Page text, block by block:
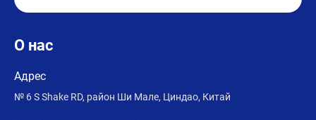
О нас
Адрес
№ 6 S Shake RD, район Ши Мале, Циндао, Китай